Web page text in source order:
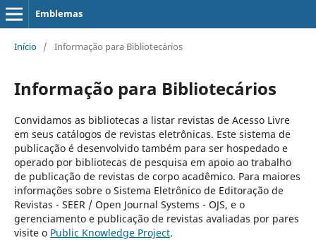
Emblemas
Início / Informação para Bibliotecários
Informação para Bibliotecários
Convidamos as bibliotecas a listar revistas de Acesso Livre
em seus catálogos de revistas eletrônicas. Este sistema de
publicação é desenvolvido também para ser hospedado e
operado por bibliotecas de pesquisa em apoio ao trabalho
de publicação de revistas de corpo acadêmico. Para maiores
informações sobre o Sistema Eletrônico de Editoração de
Revistas - SEER / Open Journal Systems - OJS, e o
gerenciamento e publicação de revistas avaliadas por pares
visite o Public Knowledge Project.